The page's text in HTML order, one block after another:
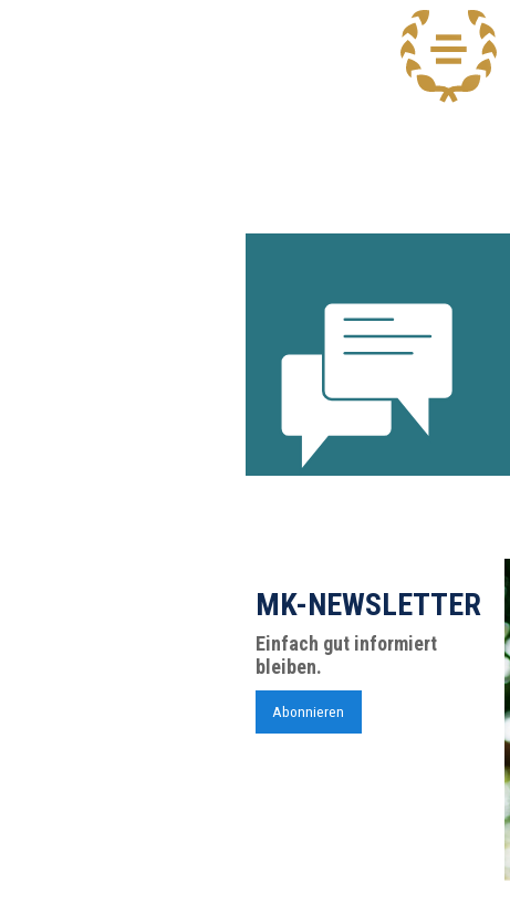
MK-NEWSLETTER
Einfach gut informiert
bleiben.
Abonnieren